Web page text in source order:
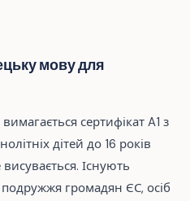
мову для
сертифікат A1 з
дітей до 16 років
Існують
громадян ЄС, осіб